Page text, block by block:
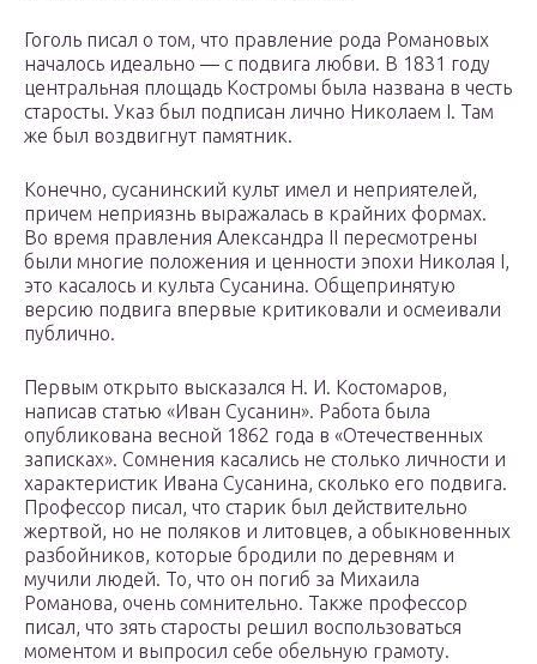
Гоголь писал о том, что правление рода Романовых
началось идеально — с подвига любви. В 1831 году
центральная площадь Костромы была названа в честь
старосты. Указ был подписан лично Николаем I. Там
же был воздвигнут памятник.
Конечно, сусанинский культ имел и неприятелей,
причем неприязнь выражалась в крайних формах.
Во время правления Александра II пересмотрены
были многие положения и ценности эпохи Николая I,
это касалось и культа Сусанина. Общепринятую
версию подвига впервые критиковали и осмеивали
публично.
Первым открыто высказался Н. И. Костомаров,
написав статью «Иван Сусанин». Работа была
опубликована весной 1862 года в «Отечественных
записках». Сомнения касались не столько личности и
характеристик Ивана Сусанина, сколько его подвига.
Профессор писал, что старик был действительно
жертвой, но не поляков и литовцев, а обыкновенных
разбойников, которые бродили по деревням и
мучили людей. То, что он погиб за Михаила
Романова, очень сомнительно. Также профессор
писал, что зять старосты решил воспользоваться
моментом и выпросил себе обельную грамоту.